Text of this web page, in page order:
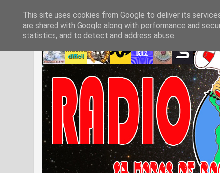
This site uses cookies from Google to deliver its
are shared with Google along with performance and
statistics, and to detect and address abuse.